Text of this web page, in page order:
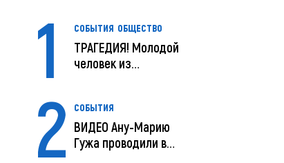
1 СОБЫТИЯ ОБЩЕСТВО
ТРАГЕДИЯ! Молодой
человек из
2 СОБЫТИЯ
ВИДЕО Ану-Марию
Гужа проводили в